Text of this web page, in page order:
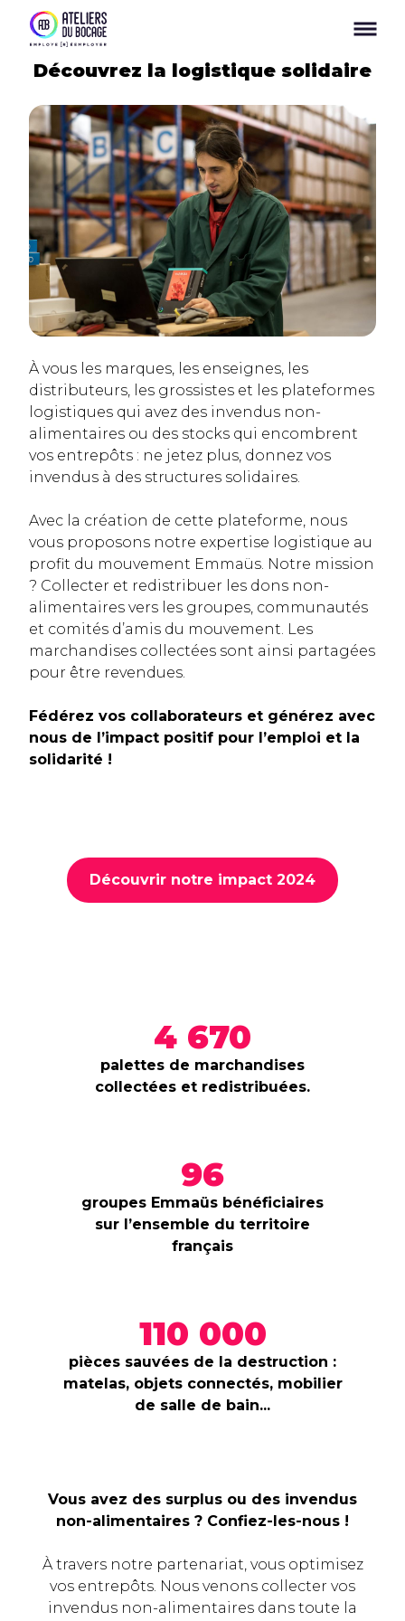
Découvrez la logistique solidaire
À vous les marques, les enseignes, les
distributeurs, les grossistes et les plateformes
logistiques qui avez des invendus non-
alimentaires ou des stocks qui encombrent
vos entrepôts : ne jetez plus, donnez vos
invendus à des structures solidaires.
Avec la création de cette plateforme, nous
vous proposons notre expertise logistique au
profit du mouvement Emmaüs. Notre mission
? Collecter et redistribuer les dons non-
alimentaires vers les groupes, communautés
et comités d’amis du mouvement. Les
marchandises collectées sont ainsi partagées
pour être revendues.
Fédérez vos collaborateurs et générez avec
nous de l’impact positif pour l’emploi et la
solidarité !
Découvrir notre impact 2024
4 670
palettes de marchandises
collectées et redistribuées.
96
groupes Emmaüs bénéficiaires
sur l’ensemble du territoire
français
110 000
pièces sauvées de la destruction :
matelas, objets connectés, mobilier
de salle de bain...
Vous avez des surplus ou des invendus
non-alimentaires ? Confiez-les-nous !
À travers notre partenariat, vous optimisez
vos entrepôts. Nous venons collecter vos
invendus non-alimentaires dans toute la
Panneau de gestion des cookies